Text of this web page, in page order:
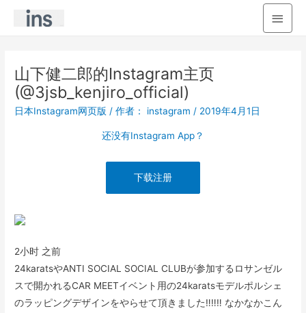
主
山下健二郎的Instagram主页
(@3jsb_kenjiro_official)
日本Instagram网页版 / 作者： instagram / 2019年4月1日
还没有Instagram App？
下载注册
2小时 之前
24karatsやANTI SOCIAL SOCIAL CLUBが参加するロサンゼル
スで開かれるCAR MEETイベント用の24karatsモデルポルシェ
のラッピングデザインをやらせて頂きました‼️‼️‼️ なかなかこん